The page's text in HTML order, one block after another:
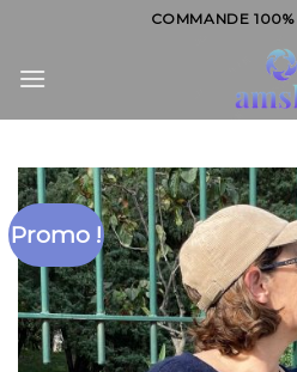
content
COMMANDE 100%
Promo !